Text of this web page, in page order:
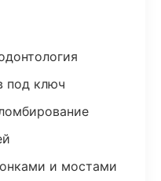
под ключ
и мостами